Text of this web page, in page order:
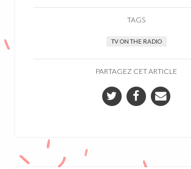
TAGS
TV ON THE RADIO
PARTAGEZ CET ARTICLE